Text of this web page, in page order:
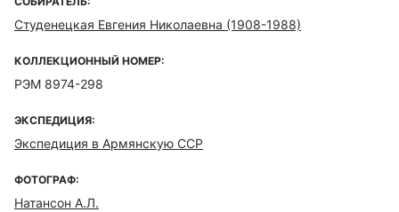
Студенецкая Евгения Николаевна (1908-1988)
КОЛЛЕКЦИОННЫЙ НОМЕР:
РЭМ 8974-298
ЭКСПЕДИЦИЯ:
Экспедиция в Армянскую ССР
ФОТОГРАФ:
Натансон А.Л.